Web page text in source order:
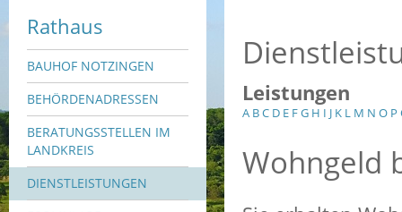
Rathaus
BAUHOF NOTZINGEN
BEHÖRDENADRESSEN
BERATUNGSSTELLEN IM
LANDKREIS
DIENSTLEISTUNGEN
Leistungen
A BC D E FG H I J K L M N O P
Wohngeld